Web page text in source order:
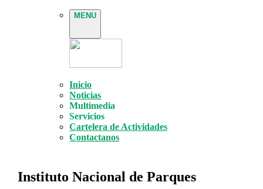
MENU
Inicio
Noticias
Multimedia
Servicios
Cartelera de Actividades
Contactanos
Instituto Nacional de Parques